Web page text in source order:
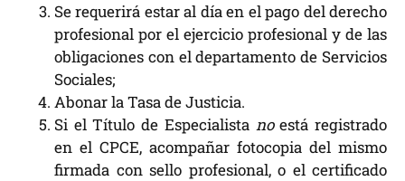
Se requerirá estar al día en el pago del derecho
profesional por el ejercicio profesional y de las
obligaciones con el departamento de Servicios
Sociales;
Abonar la Tasa de Justicia.
Si el Título de Especialista noestá registrado
en el CPCE, acompañar fotocopia del mismo
firmada con sello profesional, o el certificado